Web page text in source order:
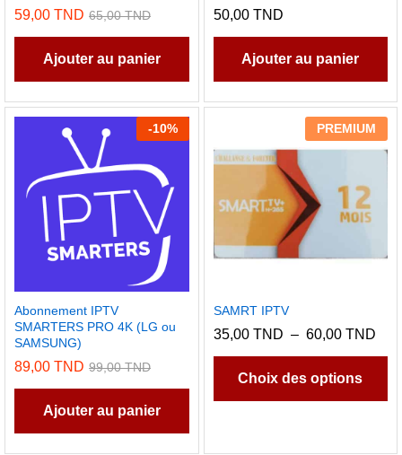
59,00 TND 65,00TND
Ajouter au panier
50,00 TND
Ajouter au panier
-10%
Abonnement IPTV
SMARTERS PRO 4K (LG ou
SAMSUNG)
89,00 TND 99,00TND
Ajouter au panier
PREMIUM
SAMRT IPTV
35,00 TND – 60,00 TND
Choix des options